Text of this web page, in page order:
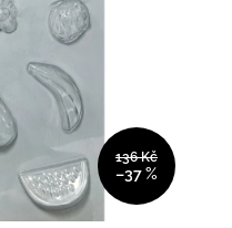
136 Kč
–37 %